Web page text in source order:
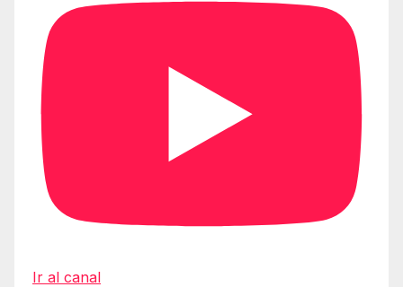
Ir al canal